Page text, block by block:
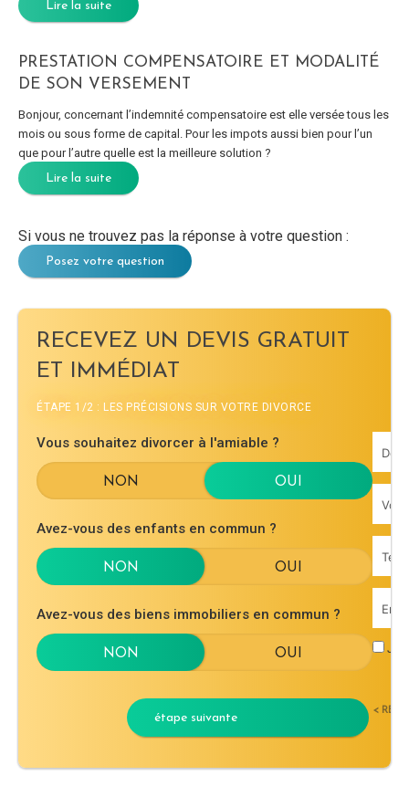
Lire la suite
PRESTATION COMPENSATOIRE ET MODALITÉ
DE SON VERSEMENT
Bonjour, concernant l’indemnité compensatoire est elle versée tous les
mois ou sous forme de capital. Pour les impots aussi bien pour l’un
que pour l’autre quelle est la meilleure solution ?
Lire la suite
Si vous ne trouvez pas la réponse à votre question :
Posez votre question
RECEVEZ UN DEVIS GRATUIT
ET IMMÉDIAT
ÉTAPE 1/2 : LES PRÉCISIONS SUR VOTRE DIVORCE
Vous souhaitez divorcer à l'amiable ?
Avez-vous des enfants en commun ?
Avez-vous des biens immobiliers en commun ?
étape suivante <